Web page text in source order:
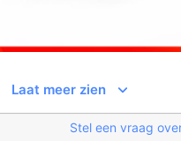
Laat meer zien
Stel een vraag